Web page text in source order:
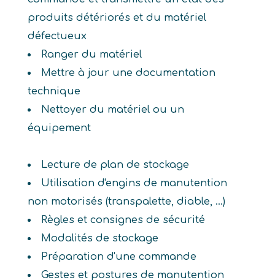
produits détériorés et du matériel
défectueux
Ranger du matériel
Mettre à jour une documentation
technique
Nettoyer du matériel ou un
équipement
Lecture de plan de stockage
Utilisation d'engins de manutention
non motorisés (transpalette, diable, ...)
Règles et consignes de sécurité
Modalités de stockage
Préparation d'une commande
Gestes et postures de manutention